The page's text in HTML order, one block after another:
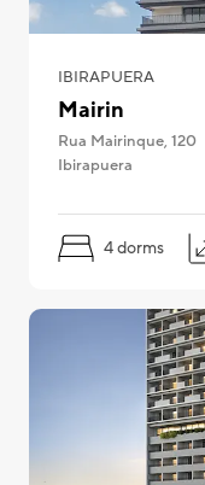
IBIRAPUERA
Mairin
Rua Mairinque, 120
Ibirapuera
4 dorms